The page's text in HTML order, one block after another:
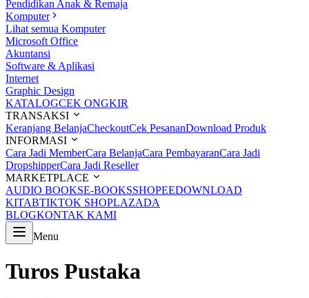
Pendidikan Anak & Remaja
Komputer
Lihat semua Komputer
Microsoft Office
Akuntansi
Software & Aplikasi
Internet
Graphic Design
KATALOGCEK ONGKIR
TRANSAKSI
Keranjang BelanjaCheckoutCek PesananDownload Produk
INFORMASI
Cara Jadi MemberCara BelanjaCara PembayaranCara Jadi
DropshipperCara Jadi Reseller
MARKETPLACE
AUDIO BOOKSE-BOOKSSHOPEEDOWNLOAD
KITABTIKTOK SHOPLAZADA
BLOGKONTAK KAMI
Menu
Turos Pustaka